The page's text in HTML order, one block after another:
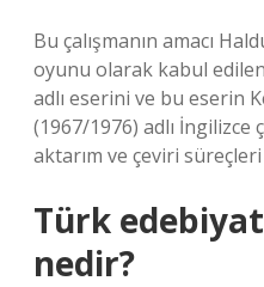
Bu çalışmanın amacı
oyunu olarak kabul edilen
adlı eserini ve bu eserin
(1967/1976) adlı
aktarım ve çeviri
Türk
nedir?